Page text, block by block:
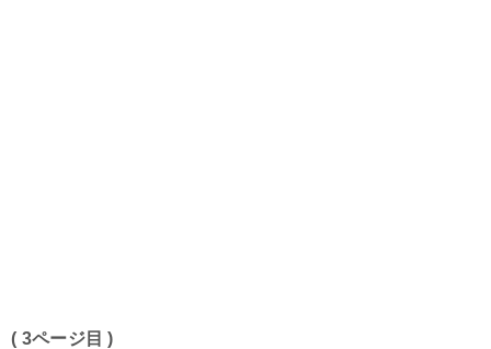
( 3ページ目 )